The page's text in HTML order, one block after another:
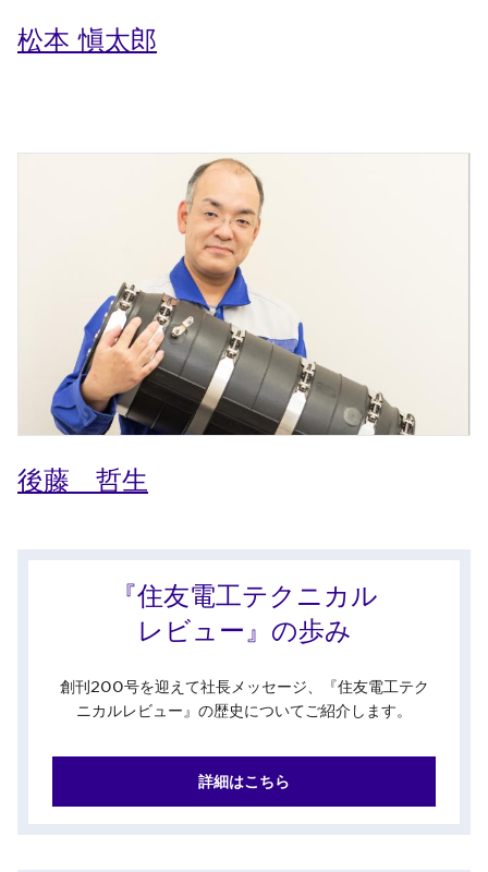
松本 愼太郎
後藤 哲生
『住友電工テクニカル
レビュー』の歩み
創刊200号を迎えて社長メッセージ、『住友電工テク
ニカルレビュー』の歴史についてご紹介します。
詳細はこちら